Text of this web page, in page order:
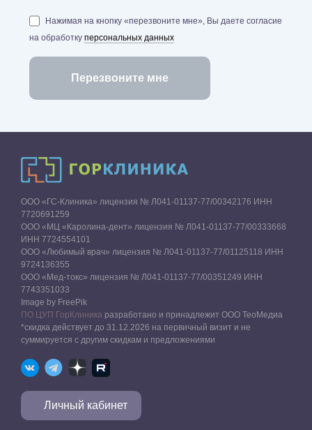
Нажимая на кнопку «перезвоните мне», Вы даете согласие
на обработку персональных данных
ООО «ГС-Клиника» лицензия № Л041-01137-77/00342176 ИНН
7720691259
ООО «МЦ «Каролина-дент» лицензия № Л041-01137-77/00333668
ИНН 7724554101
ООО «Любимый врач» лицензия № Л041-01137-77/01125118 ИНН
9724136355
ООО «Мед-токс» лицензия № Л041-01137-77/00351249 ИНН
7743351033
Image by FreePik
ПО ЦУП ГорКлиника разработано и принадлежит ООО ТеоМедиа
*скидка действует до 31.12.2026 на первичный визит и не
суммируется с другим скидкам и предложениями
Личный кабинет